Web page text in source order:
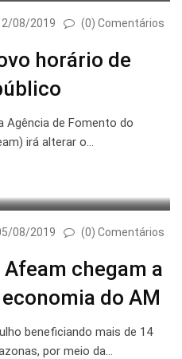
08/2019 (0) Comentários
horário de
Agência de Fomento do
irá alterar o…
08/2019 (0) Comentários
chegam a
do AM
beneficiando mais de 14
por meio da…